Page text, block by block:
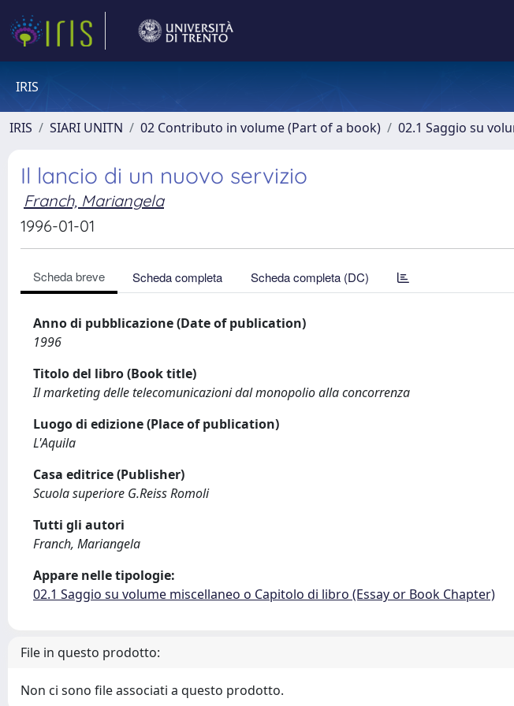
IRIS
IRIS SIARI UNITN 02 Contributo in volume (Part of a book) 02.1 Saggio su
Il lancio di un nuovo servizio
Franch, Mariangela
1996-01-01
Scheda breve Scheda completa Scheda completa (DC)
Anno di pubblicazione (Date of publication)
1996
Titolo del libro (Book title)
Il marketing delle telecomunicazioni dal monopolio alla concorrenza
Luogo di edizione (Place of publication)
L'Aquila
Casa editrice (Publisher)
Scuola superiore G.Reiss Romoli
Tutti gli autori
Franch, Mariangela
Appare nelle tipologie:
02.1 Saggio su volume miscellaneo o Capitolo di libro (Essay or Book Chapter)
File in questo prodotto:
Non ci sono file associati a questo prodotto.